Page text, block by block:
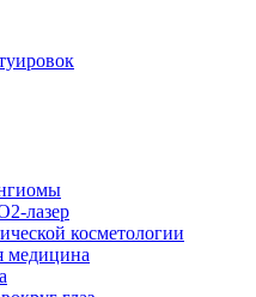
лазер
косметологии
медицина